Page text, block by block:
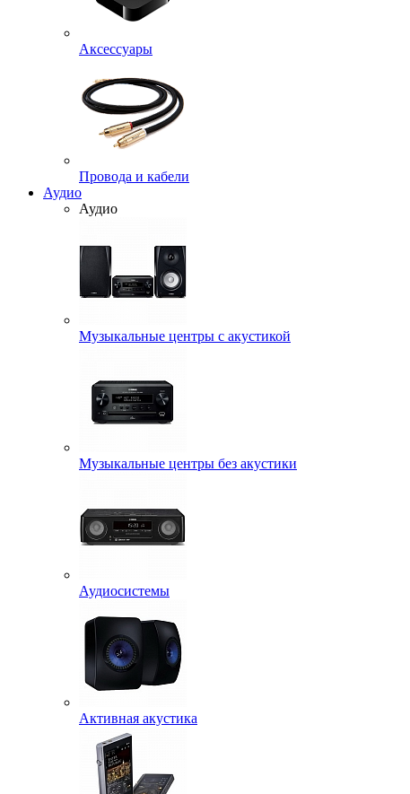
Аксессуары
Провода и кабели
Аудио
Аудио
Музыкальные центры с акустикой
Музыкальные центры без акустики
Аудиосистемы
Активная акустика